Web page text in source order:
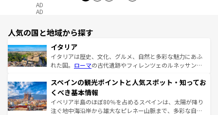
AD
AD
人気の国と地域から探す
イタリア
イタリアは歴史、文化、グルメ、自然と多彩な魅力にあふ
れた国。 ローマの古代遺跡やフィレンツェのルネッサンス
ろん、トスカーナの美しい田園風景やアマルフィ海岸の絶
景など、自然景観も見逃せない。観光の合間には、本場の
ピザやパスタなど、絶品のイタリア料理を堪能することも
できる。朝目覚めてから夜眠るまで、すべての瞬間を楽し
スペインの観光ポイントと人気スポット・知ってお
くべき基本情報
イベリア半島のほぼ80％を占めるスペインは、太陽が降り
注ぐ地中海沿岸から雄大なピレネー山脈まで、多彩な自然